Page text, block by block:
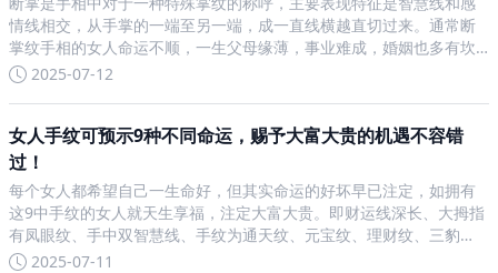
情线相交，从手掌的一端至另一端，成一直线横越直切过来。通常断
掌纹手相的女人命运不顺，一生父母缘薄，事业难成，婚姻也多有坎
坷。在民间流传一种说法，断掌纹手相的女人好像生来手上就握着一
2025-07-12
女人手纹可预示9种不同命运，赐予大富大贵的机遇不容错
过！
每个女人都希望自己一生命好，但其实命运的好坏早已注定，如拥有
这9中手纹的女人就天生享福，注定大富大贵。即财运线深长、大拇指
有凤眼纹、手中双智慧线、手纹为通天纹、元宝纹、理财纹、三豹
纹、或者婚姻线上翘、掌纹清晰，拥有其中一种的女人，都可以过上
2025-07-11